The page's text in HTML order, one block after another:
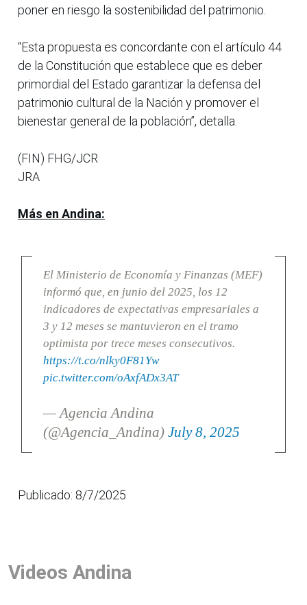
poner en riesgo la sostenibilidad del patrimonio.
“Esta propuesta es concordante con el artículo 44
de la Constitución que establece que es deber
primordial del Estado garantizar la defensa del
patrimonio cultural de la Nación y promover el
bienestar general de la población”, detalla.
(FIN) FHG/JCR
JRA
Más en Andina:
El Ministerio de Economía y Finanzas (MEF)
informó que, en junio del 2025, los 12
indicadores de expectativas empresariales a
3 y 12 meses se mantuvieron en el tramo
optimista por trece meses consecutivos.
https://t.co/nlky0F81Yw
pic.twitter.com/oAxfADx3AT
— Agencia Andina
(@Agencia_Andina) July 8, 2025
Publicado: 8/7/2025
Videos Andina